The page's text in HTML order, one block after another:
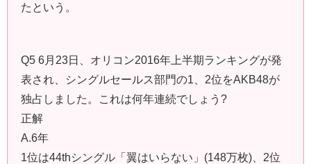
たという。
Q5 6月23日、オリコン2016年上半期ランキングが発
表され、シングルセールス部門の1、2位をAKB48が
独占しました。これは何年連続でしょう?
正解
A.6年
1位は44thシングル「翼はいらない」(148万枚)、2位